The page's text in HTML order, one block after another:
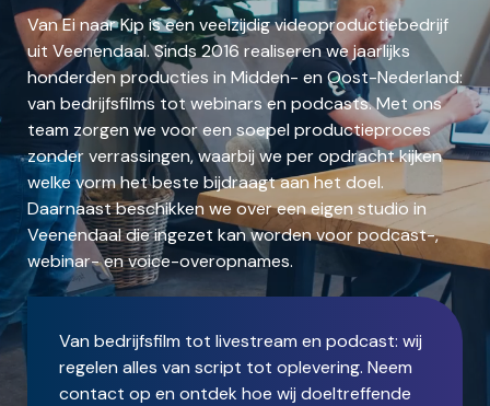
Van Ei naar Kip is een veelzijdig videoproductiebedrijf
uit Veenendaal. Sinds 2016 realiseren we jaarlijks
honderden producties in Midden- en Oost-Nederland:
van bedrijfsfilms tot webinars en podcasts. Met ons
team zorgen we voor een soepel productieproces
zonder verrassingen, waarbij we per opdracht kijken
welke vorm het beste bijdraagt aan het doel.
Daarnaast beschikken we over een eigen studio in
Veenendaal die ingezet kan worden voor podcast-,
webinar- en voice-overopnames.
Van bedrijfsfilm tot livestream en podcast: wij
regelen alles van script tot oplevering. Neem
contact op en ontdek hoe wij doeltreffende